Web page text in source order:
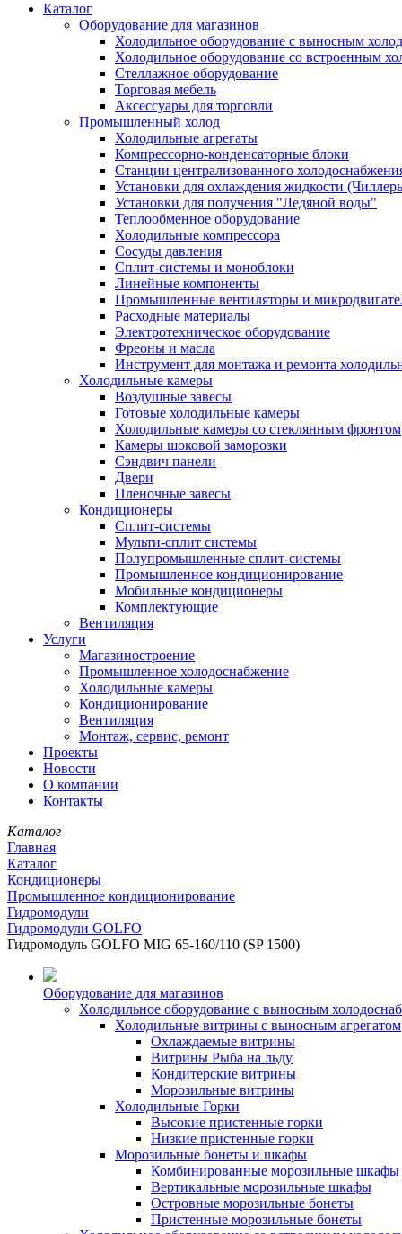
Каталог
Оборудование для магазинов
Холодильное оборудование с выносным
Холодильное оборудование со встроенным
Стеллажное оборудование
Торговая мебель
Аксессуары для торговли
Промышленный холод
Холодильные агрегаты
Компрессорно-конденсаторные блоки
Станции централизованного
Установки для охлаждения жидкости
Установки для получения "Ледяной воды"
Теплообменное оборудование
Холодильные компрессора
Сосуды давления
Cплит-системы и моноблоки
Линейные компоненты
Промышленные вентиляторы и
Расходные материалы
Электротехническое оборудование
Фреоны и масла
Инструмент для монтажа и ремонта
Холодильные камеры
Воздушные завесы
Готовые холодильные камеры
Холодильные камеры со стеклянным фронтом
Камеры шоковой заморозки
Сэндвич панели
Двери
Пленочные завесы
Кондиционеры
Сплит-системы
Мульти-сплит системы
Полупромышленные сплит-системы
Промышленное кондиционирование
Мобильные кондиционеры
Комплектующие
Вентиляция
Услуги
Магазиностроение
Промышленное холодоснабжение
Холодильные камеры
Кондиционирование
Вентиляция
Монтаж, сервис, ремонт
Проекты
Новости
О компании
Контакты
Каталог
Главная
Каталог
Кондиционеры
Промышленное кондиционирование
Гидромодули
Гидромодули GOLFO
Гидромодуль GOLFO MIG 65-160/110 (SP 1500)
Оборудование для магазинов
Холодильное оборудование с выносным
Холодильные витрины с выносным агрегатом
Охлаждаемые витрины
Витрины Рыба на льду
Кондитерские витрины
Морозильные витрины
Холодильные Горки
Высокие пристенные горки
Низкие пристенные горки
Морозильные бонеты и шкафы
Комбинированные морозильные шкафы
Вертикальные морозильные шкафы
Островные морозильные бонеты
Пристенные морозильные бонеты